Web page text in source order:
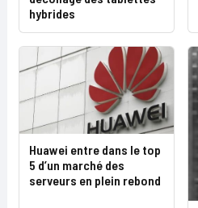
hybrides
Huawei entre dans le top
5 d’un marché des
serveurs en plein rebond